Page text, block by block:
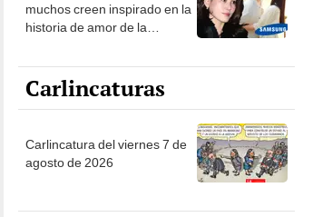
muchos creen inspirado en la
historia de amor de la
Carlincaturas
Carlincatura del viernes 7 de
agosto de 2026